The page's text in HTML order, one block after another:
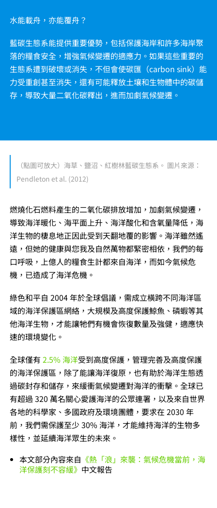
水能載舟，亦能覆舟？
藍碳生態系能提供重要優勢，包括保護海岸和許多海岸聚
落的糧食安全，增強氣候變遷的適應力。如果這些重要的
生態系遭到破壞或消失，不但會使碳匯（carbon sink）能
力受重創甚至消失，還有可能釋放土壤和生物體中的碳儲
存，導致大量二氧化碳釋出，進而加劇氣候變遷。
（點圖可放大）海草、鹽沼、紅樹林藍碳生態系。 圖片來源：
Pendleton et al. (2012)
燃燒化石燃料產生的二氧化碳排放增加，加劇氣候變遷，
導致海洋暖化、海平面上升、海洋酸化和含氧量降低，海
洋生物的棲息地正因此受到天翻地覆的影響。海洋雖然遙
遠，但她的健康與您我及自然萬物都緊密相依，我們的每
口呼吸，上億人的糧食生計都來自海洋，而如今氣候危
機，已造成了海洋危機。
綠色和平自 2004 年於全球倡議，需成立橫跨不同海洋區
域的海洋保護區網絡，大規模及高度保護鯨魚、磷蝦等其
他海洋生物，才能讓牠們有機會恢復數量及強健，適應快
速的環境變化。
全球僅有 2.5% 海洋受到高度保護，管理完善及高度保護
的海洋保護區，除了能讓海洋復原，也有助於海洋生態透
過碳封存和儲存，來緩衝氣候變遷對海洋的衝擊。全球已
有超過 320 萬名關心愛護海洋的公眾連署，以及來自世界
各地的科學家、多國政府及環境團體，要求在 2030 年
前，我們需保護至少 30% 海洋，才能維持海洋的生物多
樣性，並延續海洋眾生的未來。
本文部分內容來自 《熱「浪」來襲：氣候危機當前，海
洋保護刻不容緩》 中文報告